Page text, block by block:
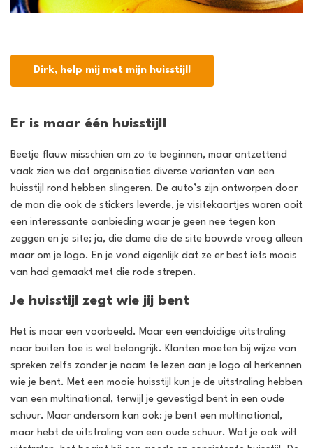
Dirk, help mij met mijn huisstijl!
Er is maar één huisstijl!
Beetje flauw misschien om zo te beginnen, maar ontzettend
vaak zien we dat organisaties diverse varianten van een
huisstijl rond hebben slingeren. De auto’s zijn ontworpen door
de man die ook de stickers leverde, je visitekaartjes waren ooit
een interessante aanbieding waar je geen nee tegen kon
zeggen en je site; ja, die dame die de site bouwde vroeg alleen
maar om je logo. En je vond eigenlijk dat ze er best iets moois
van had gemaakt met die rode strepen.
Je huisstijl zegt wie jij bent
Het is maar een voorbeeld. Maar een eenduidige uitstraling
naar buiten toe is wel belangrijk. Klanten moeten bij wijze van
spreken zelfs zonder je naam te lezen aan je logo al herkennen
wie je bent. Met een mooie huisstijl kun je de uitstraling hebben
van een multinational, terwijl je gevestigd bent in een oude
schuur. Maar andersom kan ook: je bent een multinational,
maar hebt de uitstraling van een oude schuur. Wat je ook wilt